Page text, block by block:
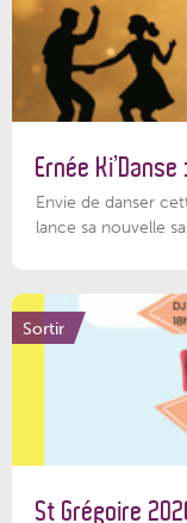
Ernée
Envie de danser
lance sa nouvelle
Sortir
St Grégoire